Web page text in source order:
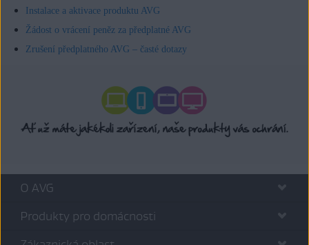
Instalace a aktivace produktu AVG
Žádost o vrácení peněz za předplatné AVG
Zrušení předplatného AVG – časté dotazy
O AVG
Produkty pro domácnosti